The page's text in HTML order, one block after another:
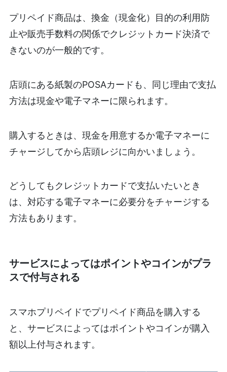
プリペイド商品は、換金（現金化）目的の利用防
止や販売手数料の関係でクレジットカード決済で
きないのが一般的です。
店頭にある紙製のPOSAカードも、同じ理由で支払
方法は現金や電子マネーに限られます。
購入するときは、現金を用意するか電子マネーに
チャージしてから店頭レジに向かいましょう。
どうしてもクレジットカードで支払いたいとき
は、対応する電子マネーに必要分をチャージする
方法もあります。
サービスによってはポイントやコインがプラ
スで付与される
スマホプリペイドでプリペイド商品を購入する
と、サービスによってはポイントやコインが購入
額以上付与されます。